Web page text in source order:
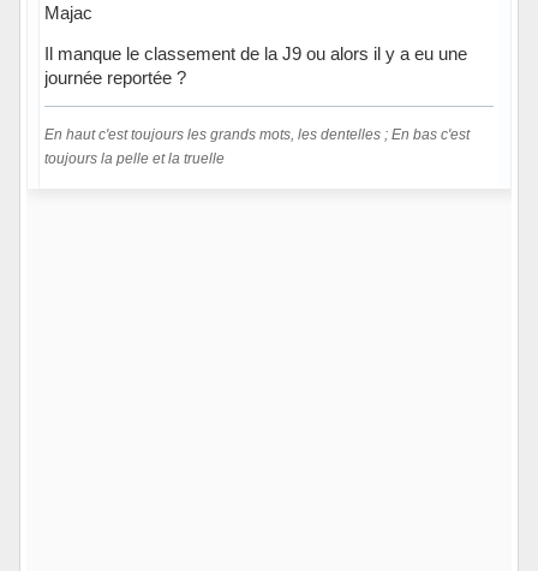
Majac
Il manque le classement de la J9 ou alors il y a eu une
journée reportée ?
En haut c'est toujours les grands mots, les dentelles ; En bas c'est
toujours la pelle et la truelle